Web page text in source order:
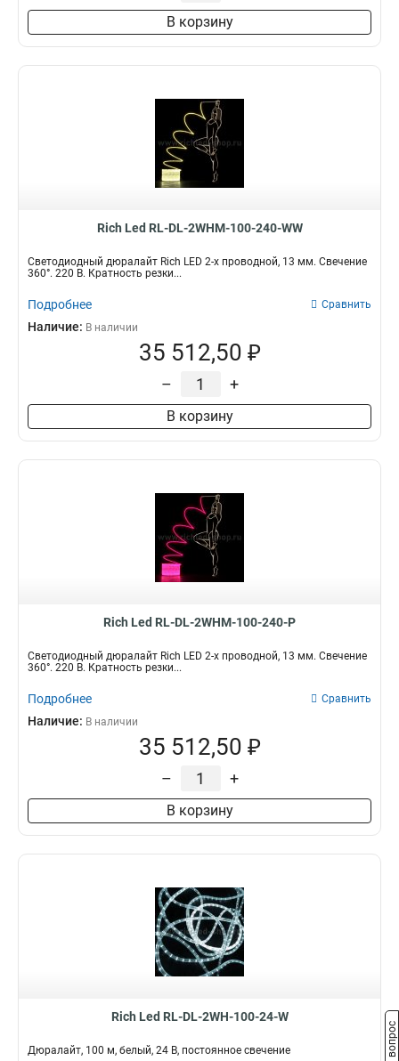
В корзину
Rich Led RL-DL-2WHM-100-240-WW
Светодиодный дюралайт Rich LED 2-х проводной, 13 мм. Свечение
360°. 220 В. Кратность резки...
Подробнее Сравнить
Наличие: В наличии
35 512,50 ₽
– +
В корзину
Rich Led RL-DL-2WHM-100-240-P
Светодиодный дюралайт Rich LED 2-х проводной, 13 мм. Свечение
360°. 220 В. Кратность резки...
Подробнее Сравнить
Наличие: В наличии
35 512,50 ₽
– +
В корзину
Rich Led RL-DL-2WH-100-24-W
Дюралайт, 100 м, белый, 24 В, постоянное свечение